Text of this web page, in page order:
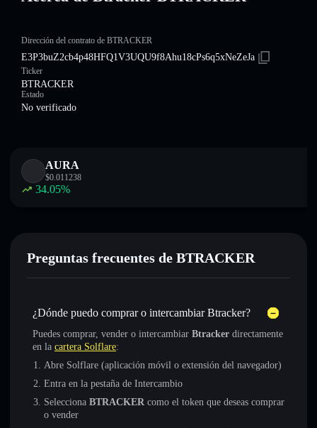
Dirección del contrato de BTRACKER
E3P3buZ2cb4p48HFQ1V3UQU9f8Ahu18cPs6q5xNeZeJa
Ticker
BTRACKER
Estado
No verificado
AURA
$0.011238
34.05%
Preguntas frecuentes de BTRACKER
¿Dónde puedo comprar o intercambiar Btracker?
Puedes comprar, vender o intercambiar Btracker directamente
en la cartera Solflare:
Abre Solflare (aplicación móvil o extensión del navegador)
Entra en la pestaña de Intercambio
Selecciona BTRACKER como el token que deseas comprar
o vender